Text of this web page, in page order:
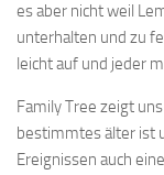
es aber nicht weil
unterhalten und zu
leicht auf und jeder
Family Tree zeigt
bestimmtes älter ist
Ereignissen auch